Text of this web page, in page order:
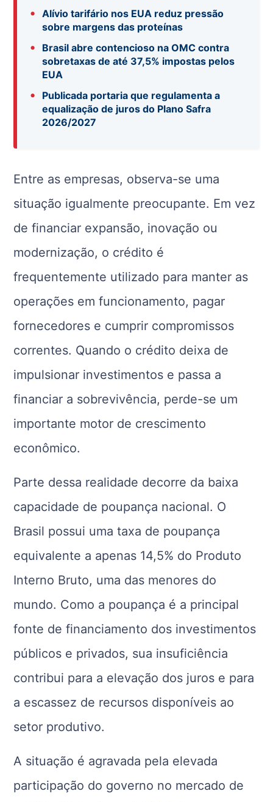
•
Alívio tarifário nos EUA reduz pressão
sobre margens das proteínas
•
Brasil abre contencioso na OMC contra
sobretaxas de até 37,5% impostas pelos
EUA
•
Publicada portaria que regulamenta a
equalização de juros do Plano Safra
2026/2027
Entre as empresas, observa-se uma
situação igualmente preocupante. Em vez
de financiar expansão, inovação ou
modernização, o crédito é
frequentemente utilizado para manter as
operações em funcionamento, pagar
fornecedores e cumprir compromissos
correntes. Quando o crédito deixa de
impulsionar investimentos e passa a
financiar a sobrevivência, perde-se um
importante motor de crescimento
econômico.
Parte dessa realidade decorre da baixa
capacidade de poupança nacional. O
Brasil possui uma taxa de poupança
equivalente a apenas 14,5% do Produto
Interno Bruto, uma das menores do
mundo. Como a poupança é a principal
fonte de financiamento dos investimentos
públicos e privados, sua insuficiência
contribui para a elevação dos juros e para
a escassez de recursos disponíveis ao
setor produtivo.
A situação é agravada pela elevada
participação do governo no mercado de